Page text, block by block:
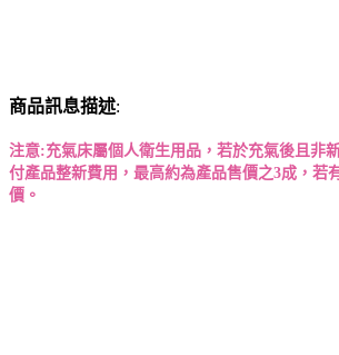
商品訊息描述:
注意:充氣床屬個人衛生用品，若於充氣後且非
付產品整新費用，最高約為產品售價之3成，若
價。